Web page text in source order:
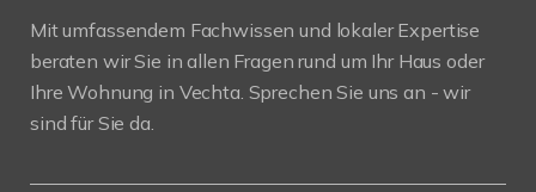
Mit umfassendem Fachwissen und lokaler Expertise
beraten wir Sie in allen Fragen rund um Ihr Haus oder
Ihre Wohnung in Vechta. Sprechen Sie uns an - wir
sind für Sie da.